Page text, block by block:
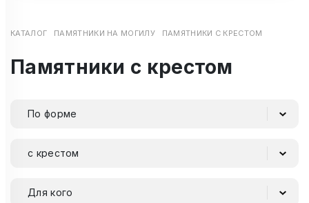
КАТАЛОГ ПАМЯТНИКИ НА МОГИЛУ ПАМЯТНИКИ С КРЕСТОМ
Памятники с крестом
По форме
с крестом
Для кого